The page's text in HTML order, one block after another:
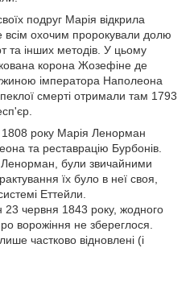
подруг Марія відкрила
всім охочим пророкували долю
та інших методів. У цьому
корона Жозефіне де
імператора Наполеона
смерті отримали там 1793
1808 року Марія Ленорман
та реставрацію Бурбонів.
були звичайними
їх було в неї своя,
Еттейли.
23 червня 1843 року, жодного
ворожіння не збереглося.
частково відновлені (і